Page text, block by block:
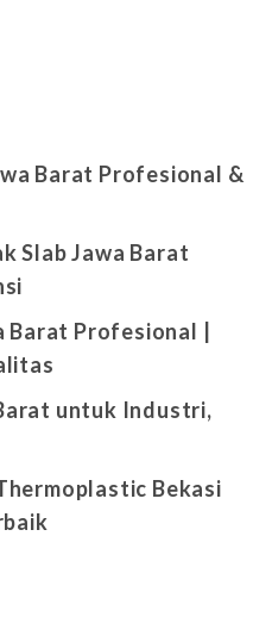
Barat Profesional &
Slab Jawa Barat
Barat Profesional |
untuk Industri,
Bekasi